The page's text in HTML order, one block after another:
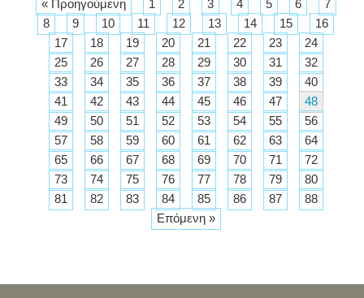
« Προηγούμενη 1 2 3 4 5 6
7
8
9 10 11 12 13 14 15
16
17
18 19 20 21 22 23
24
25
26 27 28 29 30 31
32
33
34 35 36 37 38 39
40
41
42 43 44 45 46 47
48
49
50 51 52 53 54 55
56
57
58 59 60 61 62 63
64
65
66 67 68 69 70 71
72
73
74 75 76 77 78 79
80
81
82 83 84 85 86 87
88
Επόμενη »